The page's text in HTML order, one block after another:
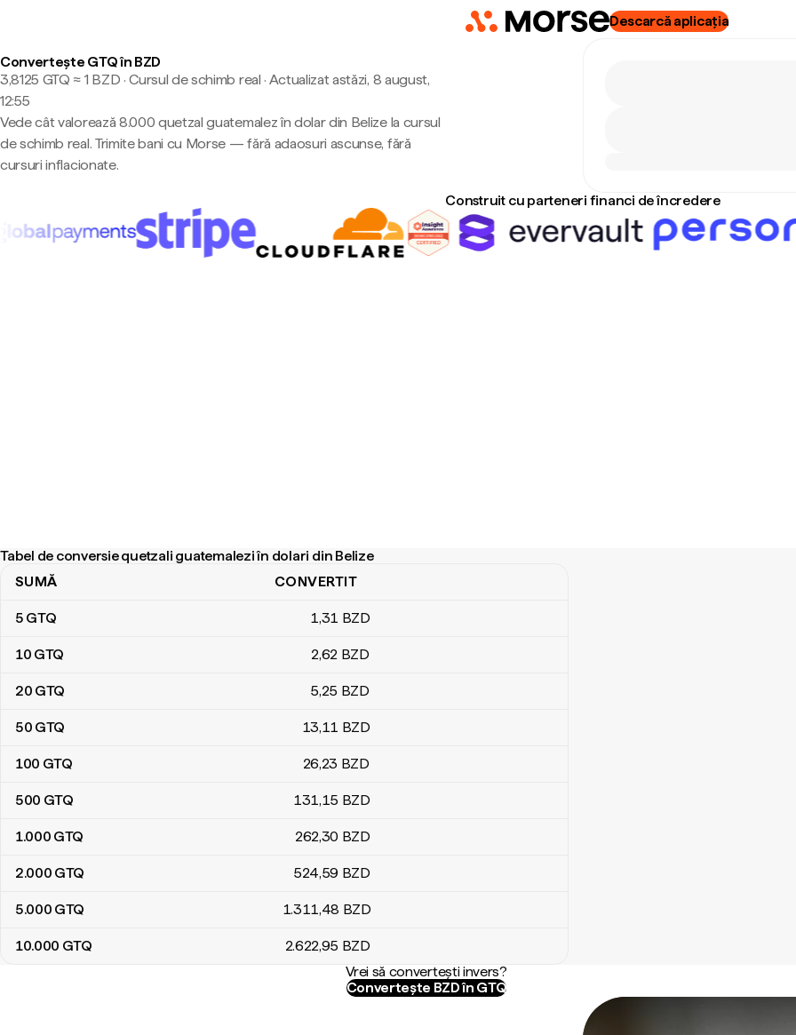
Descarcă aplicația
Convertește GTQ în BZD
3,8125 GTQ ≈ 1 BZD · Cursul de schimb real · Actualizat astăzi, 8 august,
12:55
Vede cât valorează 8.000 quetzal guatemalez în dolar din Belize la cursul
de schimb real. Trimite bani cu Morse — fără adaosuri ascunse, fără
cursuri inflacionate.
Construit cu parteneri financi de încredere
Tabel de conversie quetzali guatemalezi în dolari din Belize
Tabel de conversie quetzali guatemalezi în dolari din Belize
SUMĂ CONVERTIT
5 GTQ 1,31 BZD
10 GTQ 2,62 BZD
20 GTQ 5,25 BZD
50 GTQ 13,11 BZD
100 GTQ 26,23 BZD
500 GTQ 131,15 BZD
1.000 GTQ 262,30 BZD
2.000 GTQ 524,59 BZD
5.000 GTQ 1.311,48 BZD
10.000 GTQ 2.622,95 BZD
Vrei să convertești invers?
Convertește BZD în GTQ